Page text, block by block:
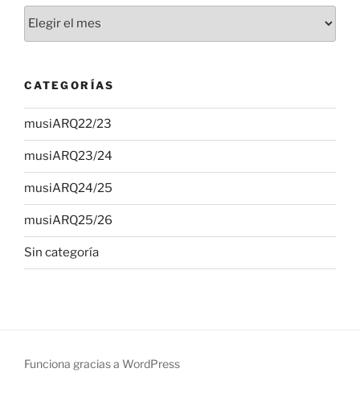
CATEGORÍAS
musiARQ22/23
musiARQ23/24
musiARQ24/25
musiARQ25/26
Sin categoría
Funciona gracias a WordPress